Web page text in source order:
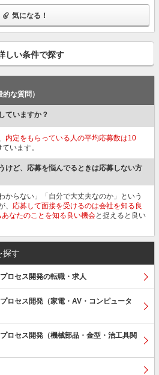
気になる！
しい条件で探す
な質問）
ていますか？
内定をもらっている人の平均応募数は10
います。
けど、応募を悩んでるときは応募しない方
からない」「自分で大丈夫なのか」という
、 応募して面接を受けるのは会社を知る良
なたのことを知る良い機会と捉えると良い
探す
ロセス開発の転職・求人
ロセス開発（家電・AV・コンピュータ
ロセス開発（機械部品・金型・治工具関